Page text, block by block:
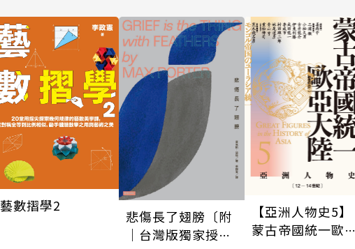
藝數摺學2
悲傷長了翅膀〔附
｜台灣版獨家授權
【亞洲人物史5】
蒙古帝國統一歐亞